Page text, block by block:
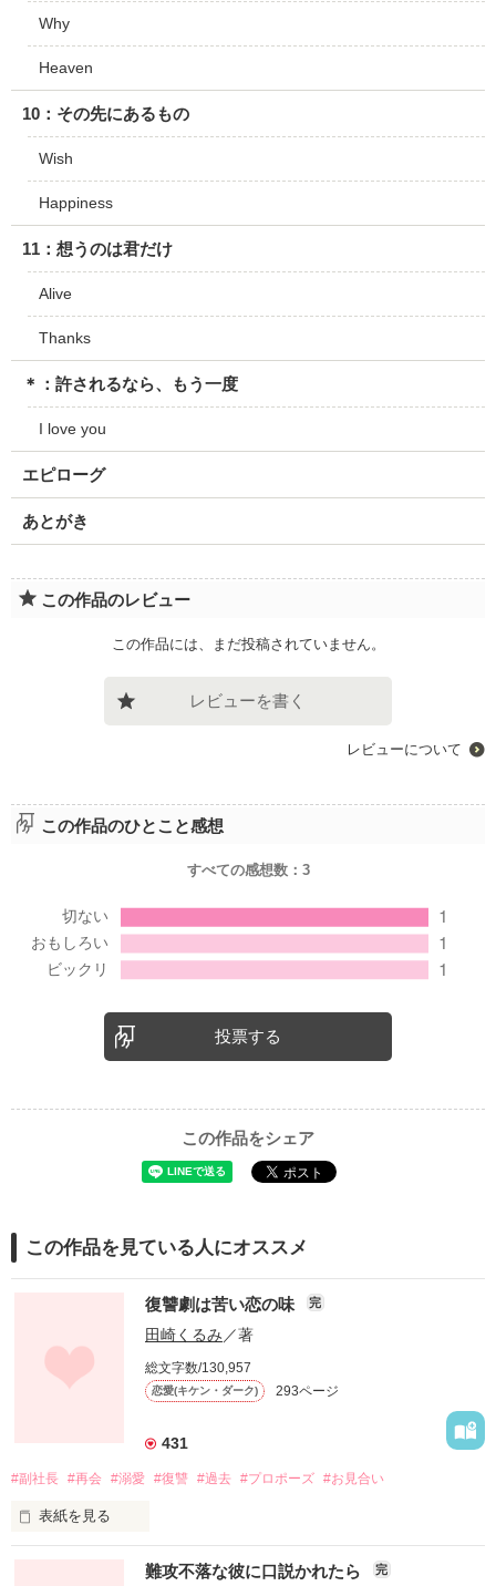
Why
Heaven
10：その先にあるもの
Wish
Happiness
11：想うのは君だけ
Alive
Thanks
＊：許されるなら、もう一度
I love you
エピローグ
あとがき
この作品のレビュー
この作品には、まだ投稿されていません。
レビューを書く
レビューについて
この作品のひとこと感想
すべての感想数： 3
投票する
この作品をシェア
この作品を見ている人にオススメ
復讐劇は苦い恋の味 完
田崎くるみ ／著
総文字数/130,957
恋愛(キケン・ダーク) 293ページ
431
#副社長 #再会 #溺愛 #復讐 #過去 #プロポーズ #お見合い
表紙を見る
難攻不落な彼に口説かれたら 完